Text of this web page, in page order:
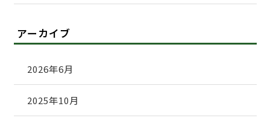
アーカイブ
2026年6月
2025年10月